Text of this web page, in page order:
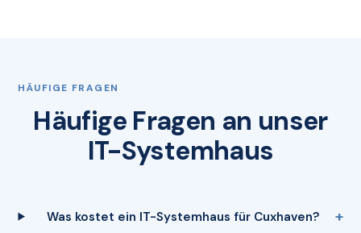
HÄUFIGE FRAGEN
Häufige Fragen an unser
IT-Systemhaus
Was kostet ein IT-Systemhaus für Cuxhaven?